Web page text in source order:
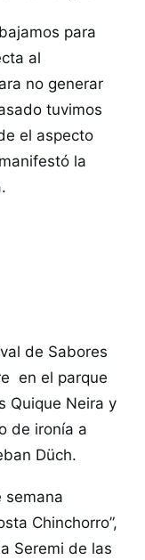
para
al
no generar
tuvimos
el aspecto
la
de Sabores
en el parque
Quique Neira y
de ironía a
Düch.
semana
Chinchorro”,
Seremi de las